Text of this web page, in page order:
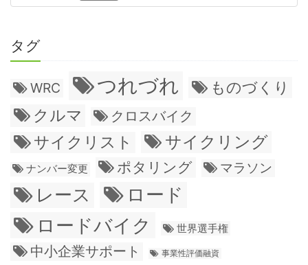
タグ
WRC つれづれ ものづくり
クルマ クロスバイク
サイクリスト サイクリング
ナンバー変更 ポタリング マラソン
レース
ロード
ロードバイク
世界選手権
中小企業サポート 事業性評価融資